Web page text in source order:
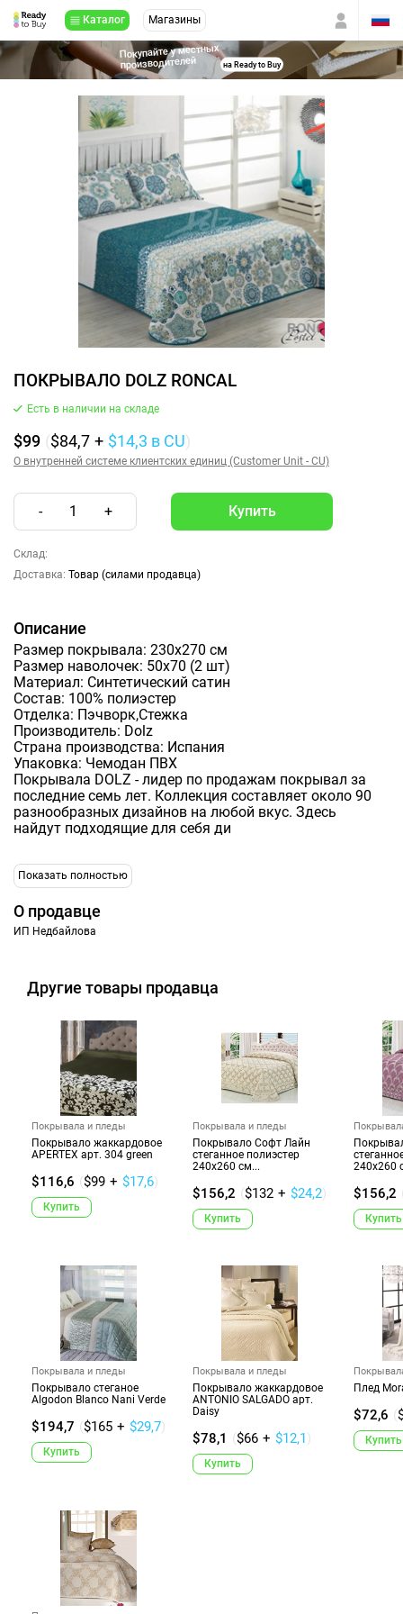
Каталог Магазины
Покупайте у местных
производителей на Ready to Buy
ПОКРЫВАЛО DOLZ RONCAL
Есть в наличии на складе
$99 ($84,7 + $14,3 в CU)
О внутренней системе клиентских единиц (Customer Unit - CU)
- 1 +
Склад:
Доставка: Товар (силами продавца)
Описание
Размер покрывала: 230х270 см
Размер наволочек: 50х70 (2 шт)
Материал: Синтетический сатин
Состав: 100% полиэстер
Отделка: Пэчворк,Стежка
Производитель: Dolz
Cтрана производства: Испания
Упаковка: Чемодан ПВХ
Покрывала DOLZ - лидер по продажам покрывал за
последние семь лет. Коллекция составляет около 90
разнообразных дизайнов на любой вкус. Здесь
найдут подходящие для себя ди
Показать полностью
О продавце
ИП Недбайлова
Другие товары продавца
Покрывала и пледы
Покрывало жаккардовое
APERTEX арт. 304 green
$116,6 ($99 + $17,6)
Купить
Покрывала и пледы
Покрывало Софт Лайн
стеганное полиэстер
240х260 см...
$156,2 ($132 + $24,2)
Купить
240х260
$156,2
Купить
Покрывала и пледы
Покрывало стеганое
Algodon Blanco Nani Verde
$194,7 ($165 + $29,7)
Купить
Покрывала и пледы
Покрывало жаккардовое
ANTONIO SALGADO арт.
Daisy
$78,1 ($66 + $12,1 )
Купить
Плед
$72,6 (
Купить